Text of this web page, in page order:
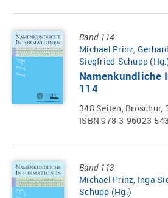
Band 114
Michael Prinz
Siegfried-Schupp
Namenkundliche
114
348 Seiten, Broschur,
ISBN 978-3-96023-
Band 113
Michael Prinz, Inga
Schupp (Hg.)